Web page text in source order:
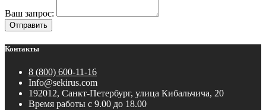
Ваш запрос:
Отправить
Контакты
8 (800) 600-11-16
Info@sekirus.com
192012, Санкт-Петербург, улица Кибальчича, 20
Время работы с 9.00 до 18.00